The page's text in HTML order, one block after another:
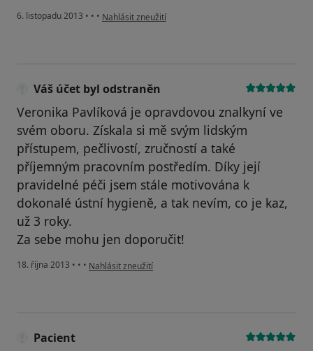
6. listopadu 2013 • • • podle názoru uživatele Váš účet byl odstraněn
Nahlásit zneužití
Váš účet byl odstraněn
Veronika Pavlíková je opravdovou znalkyní ve
svém oboru. Získala si mě svým lidským
přístupem, pečlivostí, zručností a také
příjemným pracovním postředím. Díky její
pravidelné péči jsem stále motivována k
dokonalé ústní hygieně, a tak nevím, co je kaz,
už 3 roky.
Za sebe mohu jen doporučit!
18. října 2013 • • • podle názoru uživatele Váš účet byl odstraněn
Nahlásit zneužití
Pacient